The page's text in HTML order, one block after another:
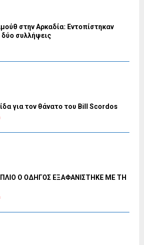
στην Αρκαδία: Εντοπίστηκαν
δύο συλλήψεις
για τον θάνατο του Bill Scordos
Ο ΟΔΗΓΟΣ ΕΞΑΦΑΝΙΣΤΗΚΕ ΜΕ ΤΗ